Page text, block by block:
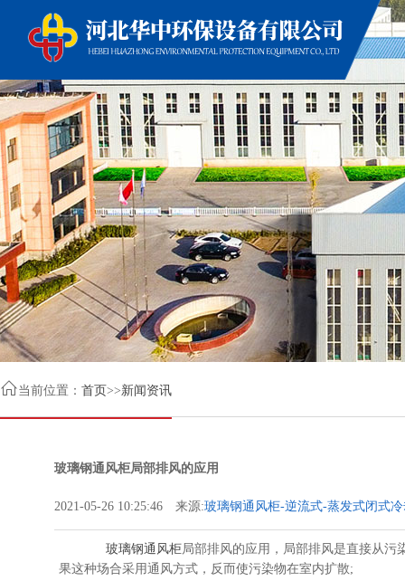
当前位置： 首页>>新闻资讯
玻璃钢通风柜局部排风的应用
2021-05-26 10:25:46 来源:玻璃钢通风柜-逆流式-蒸发式闭式
玻璃钢通风柜局部排风的应用，局部排风是直接从污
果这种场合采用通风方式，反而使污染物在室内扩散;